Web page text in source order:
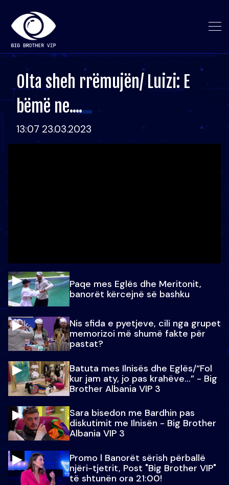
Olta sheh rrëmujën/ Luizi: E
bëmë ne....
13:07 23.03.2023
Paqe mes Eglës dhe Meritonit,
banorët kërcejnë së bashku
Nis sfida e pyetjeve, cili nga grupet
memorizoi më shumë fakte për
pastat?
Batuta mes Ilnisës dhe Eglës/“Fol
kur jam aty, jo pas krahëve…” - Big
Brother Albania VIP 3
Sara bisedon me Bardhin pas
diskutimit me Ilnisën - Big Brother
Albania VIP 3
Promo l Banorët sërish përballë
njëri-tjetrit, Post "Big Brother VIP"
të shtunën ora 21:00!